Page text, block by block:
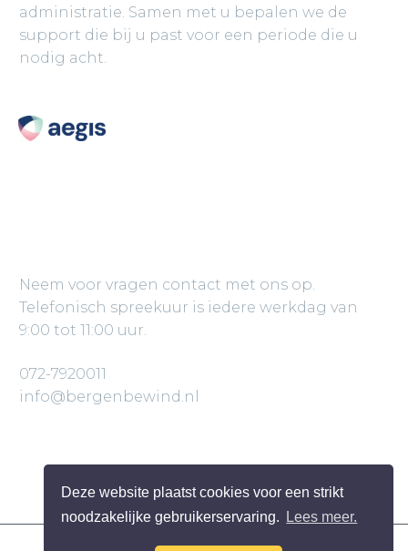
Deze website plaatst cookies voor een strikt
noodzakelijke gebruikerservaring.
Lees meer.
administratie. Samen met u bepalen we de
support die bij u past voor een periode die u
nodig acht.
Neem voor vragen contact met ons op.
Telefonisch spreekuur is iedere werkdag van
9:00 tot 11:00 uur.
072-7920011
info@bergenbewind.nl